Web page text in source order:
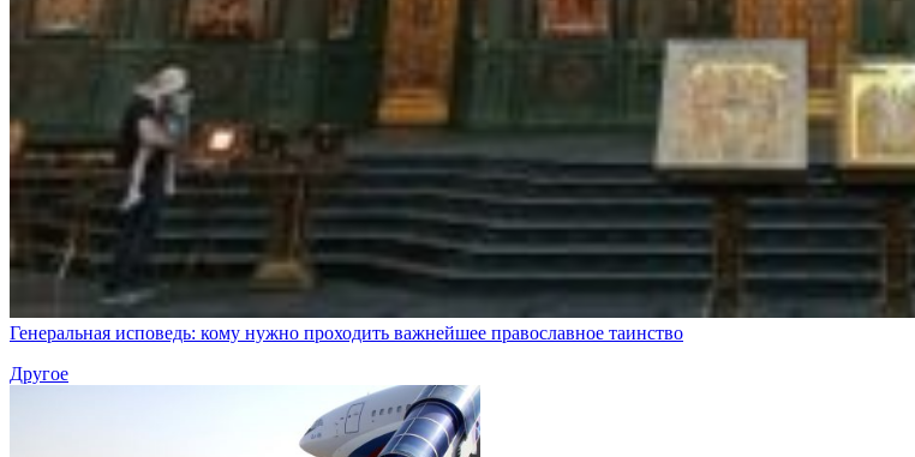
Генеральная исповедь: кому нужно проходить важнейшее православное таинство
Другое